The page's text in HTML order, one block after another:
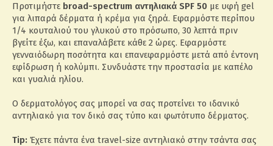
Προτιμήστε broad-spectrum αντηλιακά SPF 50 με υφή gel
για λιπαρά δέρματα ή κρέμα για ξηρά. Εφαρμόστε περίπου
1/4 κουταλιού του γλυκού στο πρόσωπο, 30 λεπτά πριν
βγείτε έξω, και επαναλάβετε κάθε 2 ώρες. Εφαρμόστε
γενναιόδωρη ποσότητα και επανεφαρμόστε μετά από έντονη
εφίδρωση ή κολύμπι. Συνδυάστε την προστασία με καπέλο
και γυαλιά ηλίου.
Ο δερματολόγος σας μπορεί να σας προτείνει το ιδανικό
αντηλιακό για τον δικό σας τύπο και φωτότυπο δέρματος.
Tip: Έχετε πάντα ένα travel-size αντηλιακό στην τσάντα σας